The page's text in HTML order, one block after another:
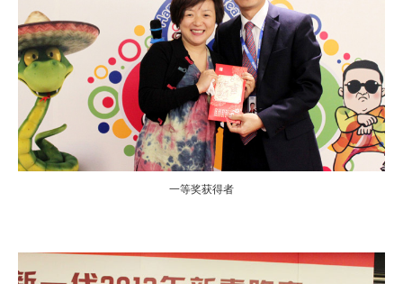
一等奖获得者